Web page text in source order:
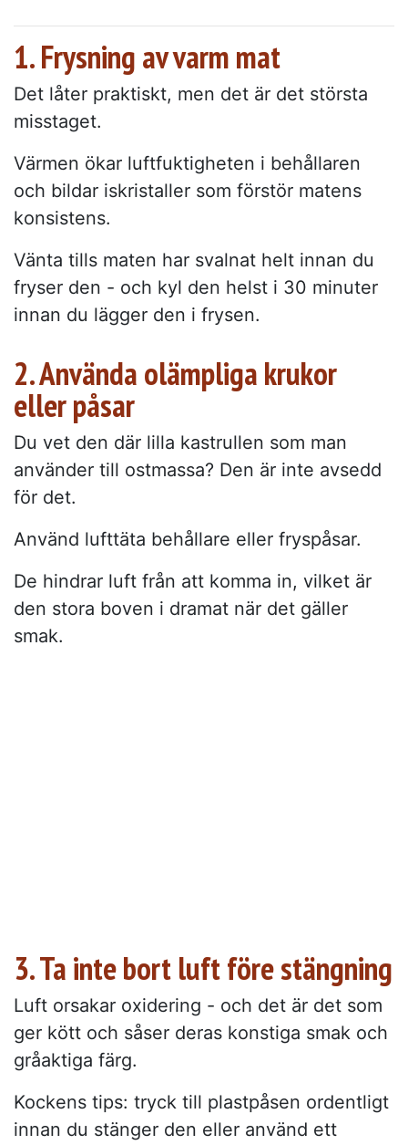
1. Frysning av varm mat
Det låter praktiskt, men det är det största
misstaget.
Värmen ökar luftfuktigheten i behållaren
och bildar iskristaller som förstör matens
konsistens.
Vänta tills maten har svalnat helt innan du
fryser den - och kyl den helst i 30 minuter
innan du lägger den i frysen.
2. Använda olämpliga krukor
eller påsar
Du vet den där lilla kastrullen som man
använder till ostmassa? Den är inte avsedd
för det.
Använd lufttäta behållare eller fryspåsar.
De hindrar luft från att komma in, vilket är
den stora boven i dramat när det gäller
smak.
3. Ta inte bort luft före stängning
Luft orsakar oxidering - och det är det som
ger kött och såser deras konstiga smak och
gråaktiga färg.
Kockens tips: tryck till plastpåsen ordentligt
innan du stänger den eller använd ett